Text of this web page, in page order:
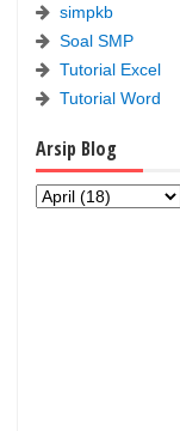
simpkb
Soal SMP
Tutorial Excel
Tutorial Word
Arsip Blog